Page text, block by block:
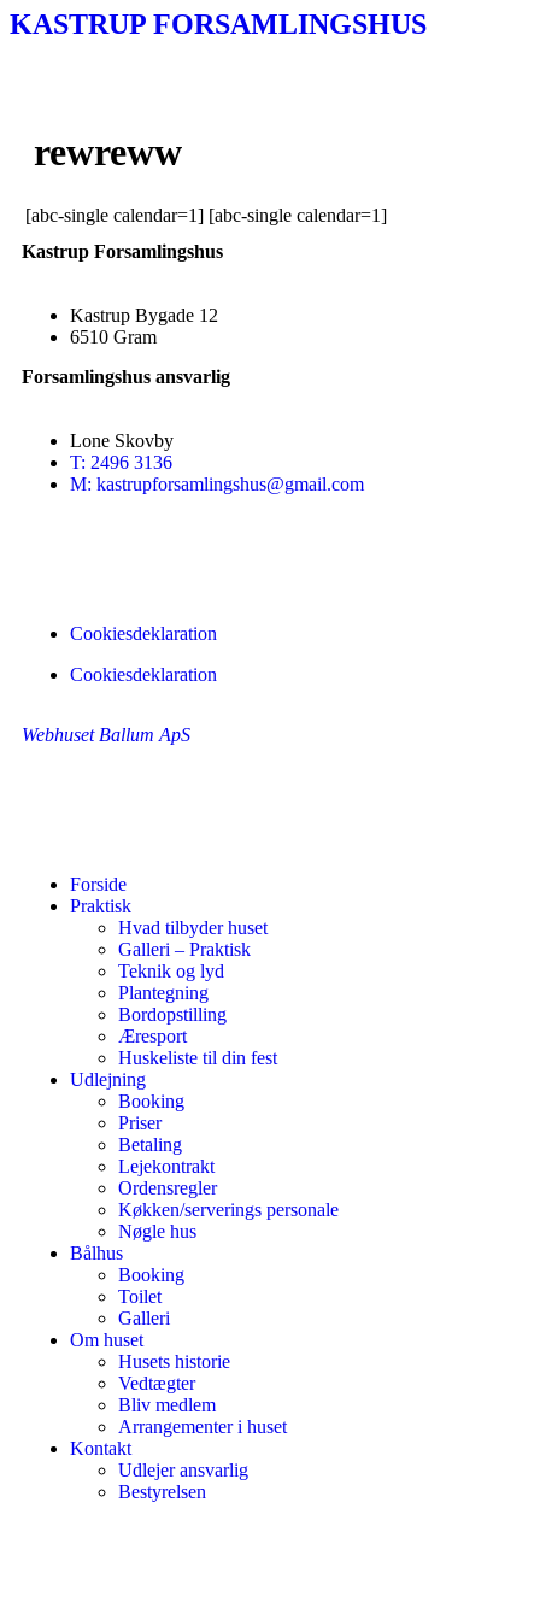
KASTRUP FORSAMLINGSHUS
rewreww
[abc-single calendar=1] [abc-single calendar=1]
Kastrup Forsamlingshus
Kastrup Bygade 12
6510 Gram
Forsamlingshus ansvarlig
Lone Skovby
T: 2496 3136
M: kastrupforsamlingshus@gmail.com
Cookiesdeklaration
Cookiesdeklaration
Webhuset Ballum ApS
Forside
Praktisk
Hvad tilbyder huset
Galleri – Praktisk
Teknik og lyd
Plantegning
Bordopstilling
Æresport
Huskeliste til din fest
Udlejning
Booking
Priser
Betaling
Lejekontrakt
Ordensregler
Køkken/serverings personale
Nøgle hus
Bålhus
Booking
Toilet
Galleri
Om huset
Husets historie
Vedtægter
Bliv medlem
Arrangementer i huset
Kontakt
Udlejer ansvarlig
Bestyrelsen